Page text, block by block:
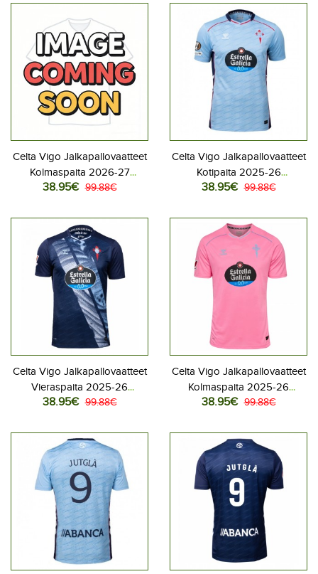
Celta Vigo Jalkapallovaatteet
Kolmaspaita 2026-27
Lyhythihainen
38.95€ 99.88€
Celta Vigo Jalkapallovaatteet
Kotipaita 2025-26
Lyhythihainen
38.95€ 99.88€
Celta Vigo Jalkapallovaatteet
Vieraspaita 2025-26
Lyhythihainen
38.95€ 99.88€
Celta Vigo Jalkapallovaatteet
Kolmaspaita 2025-26
Lyhythihainen
38.95€ 99.88€